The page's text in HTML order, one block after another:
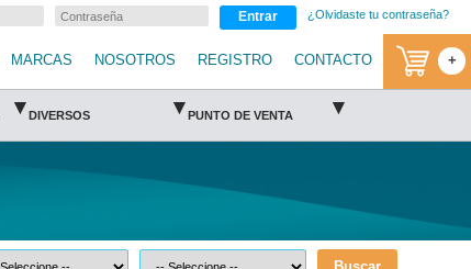
Entrar ¿Olvidaste tu contraseña?
MARCAS NOSOTROS REGISTRO CONTACTO +
▾ DIVERSOS ▾ PUNTO DE VENTA ▾